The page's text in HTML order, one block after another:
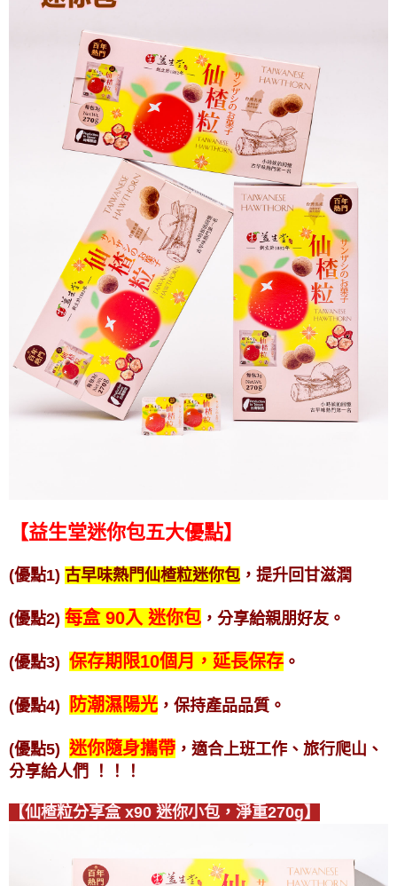
【益生堂迷你包五大優點】
(優點1) 古早味熱門仙楂粒迷你包 ，提升回甘滋潤
(優點2) 每盒 90入 迷你包 ，分享給親朋好友。
(優點3) 保存期限10個月，延長保存 。
(優點4) 防潮濕陽光 ，保持產品品質。
(優點5) 迷你隨身攜帶 ，適合上班工作、旅行爬山、
分享給人們
！！！
【仙楂粒分享盒 x90 迷你小包，淨重270g】